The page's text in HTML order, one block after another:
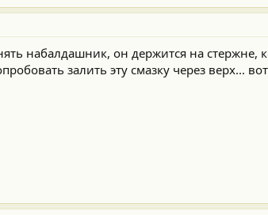
набалдашник, он держится на стержне,
залить эту смазку через верх...